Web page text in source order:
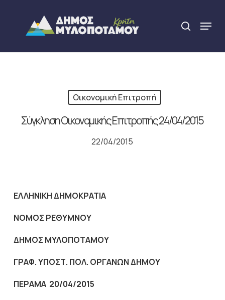
content
search
Menu
Οικονομική Επιτροπή
Σύγκληση Οικονομικής Επιτροπής 24/04/2015
22/04/2015
ΕΛΛΗΝΙΚΗ ΔΗΜΟΚΡΑΤΙΑ
NOMOΣ ΡΕΘΥΜΝΟΥ
ΔΗΜΟΣ ΜΥΛΟΠΟΤΑΜΟΥ
ΓΡΑΦ. ΥΠΟΣΤ. ΠΟΛ. ΟΡΓΑΝΩΝ ΔΗΜΟΥ
ΠΕΡΑΜΑ 20/04/2015
Close